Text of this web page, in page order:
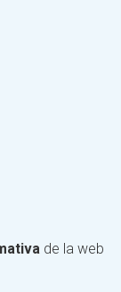
de la web